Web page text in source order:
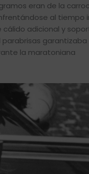
eran de la
al tiempo
adicional y
garantizaba
la maratoniana